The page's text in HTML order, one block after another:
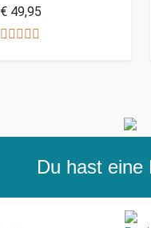
€ 49,95
Du hast eine